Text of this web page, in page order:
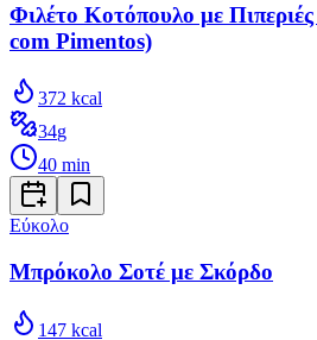
Φιλέτο Κοτόπουλο με
com Pimentos)
372 kcal
34g
40 min
Εύκολο
Μπρόκολο Σοτέ με Σκόρδο
147 kcal